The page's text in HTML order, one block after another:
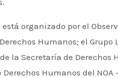
está organizado por el
Humanos; el
la Secretaría de Derechos
Derechos Humanos del NOA